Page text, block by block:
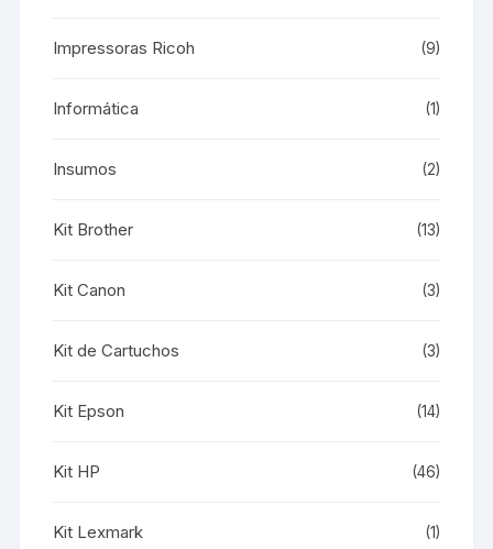
Impressoras Ricoh (9)
Informática (1)
Insumos (2)
Kit Brother (13)
Kit Canon (3)
Kit de Cartuchos (3)
Kit Epson (14)
Kit HP (46)
Kit Lexmark (1)